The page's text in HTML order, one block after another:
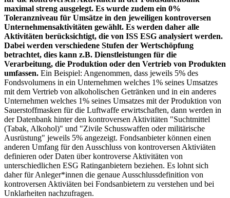
maximal streng ausgelegt. Es wurde zudem ein 0%
Toleranzniveau für Umsätze in den jeweiligen kontroversen
Unternehmensaktivitäten gewählt. Es werden daher alle
Aktivitäten berücksichtigt, die von ISS ESG analysiert werden.
Dabei werden verschiedene Stufen der Wertschöpfung
betrachtet, dies kann z.B. Dienstleistungen für die
Verarbeitung, die Produktion oder den Vertrieb von Produkten
umfassen. Ein Beispiel: Angenommen, dass jeweils 5% des
Fondsvolumens in ein Unternehmen welches 1% seines Umsatzes
mit dem Vertrieb von alkoholischen Getränken und in ein anderes
Unternehmen welches 1% seines Umsatzes mit der Produktion von
Sauerstoffmasken für die Luftwaffe erwirtschaften, dann werden in
der Datenbank hinter den kontroversen Aktivitäten "Suchtmittel
(Tabak, Alkohol)" und "Zivile Schusswaffen oder militärische
Ausrüstung" jeweils 5% angezeigt. Fondsanbieter können einen
anderen Umfang für den Ausschluss von kontroversen Aktiviäten
definieren oder Daten über kontroverse Aktivitäten von
unterschiedlichen ESG Ratinganbietern beziehen. Es lohnt sich
daher für Anleger*innen die genaue Ausschlussdefinition von
kontroversen Aktiviäten bei Fondsanbietern zu verstehen und bei
Unklarheiten nachzufragen.